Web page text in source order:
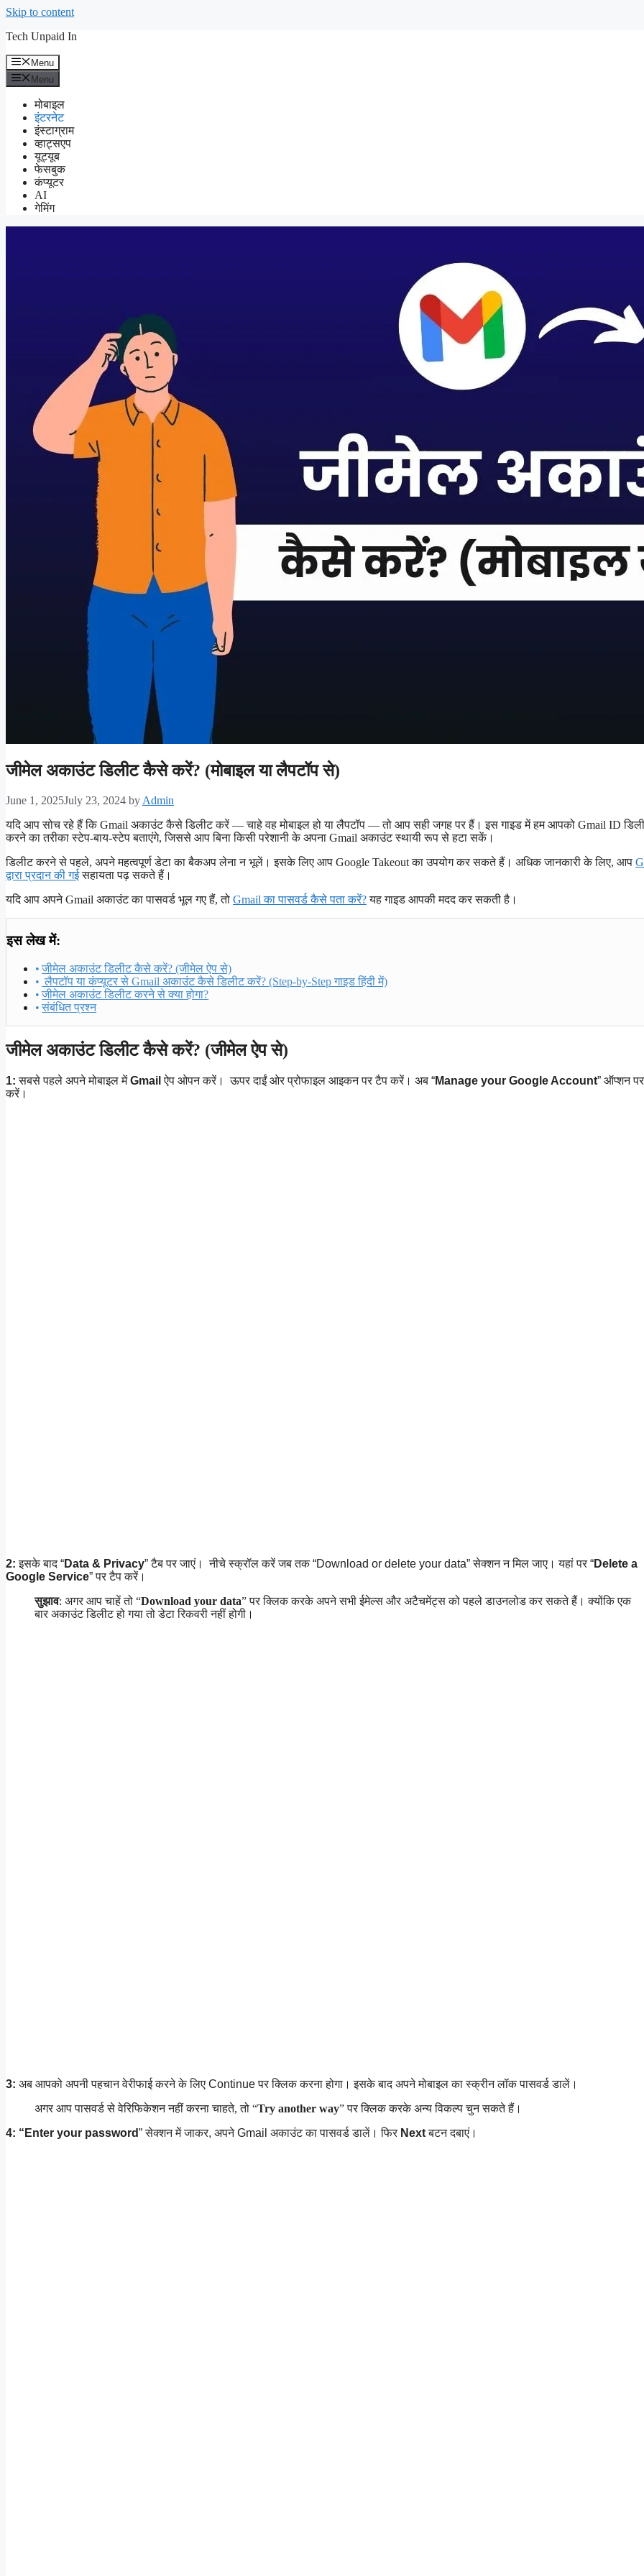
Skip to content
Tech Unpaid In
Menu
Menu
मोबाइल
इंटरनेट
इंस्टाग्राम
व्हाट्सएप
यूट्यूब
फेसबुक
कंप्यूटर
AI
गेमिंग
जीमेल अकाउंट डिलीट कैसे करें? (मोबाइल या लैपटॉप से)
June 1, 2025July 23, 2024 byAdmin
यदि आप सोच रहे हैं कि Gmail अकाउंट कैसे डिलीट करें — चाहे वह मोबाइल हो या लैपटॉप — तो आप सही जगह पर हैं। इस गाइड में हम आपको Gmail ID
करने का तरीका स्टेप-बाय-स्टेप बताएंगे, जिससे आप बिना किसी परेशानी के अपना Gmail अकाउंट स्थायी रूप से हटा सकें।
डिलीट करने से पहले, अपने महत्वपूर्ण डेटा का बैकअप लेना न भूलें। इसके लिए आप Google Takeout का उपयोग कर सकते हैं। अधिक जानकारी के लिए, आप
द्वारा प्रदान की गईसहायता पढ़ सकते हैं।
यदि आप अपने Gmail अकाउंट का पासवर्ड भूल गए हैं, तो Gmail का पासवर्ड कैसे पता करें?यह गाइड आपकी मदद कर सकती है।
इस लेख में:
जीमेल अकाउंट डिलीट कैसे करें? (जीमेल ऐप से)
लैपटॉप या कंप्यूटर से Gmail अकाउंट कैसे डिलीट करें? (Step-by-Step गाइड हिंदी में)
जीमेल अकाउंट डिलीट करने से क्या होगा?
संबंधित प्रश्न
जीमेल अकाउंट डिलीट कैसे करें? (जीमेल ऐप से)
1: सबसे पहले अपने मोबाइल मेंGmail ऐप ओपन करें। ऊपर दाईं ओर प्रोफाइल आइकन पर टैप करें। अब “Manage your Google Account” ऑप्शन
करें।
2: इसके बाद “Data & Privacy” टैब पर जाएं। नीचे स्क्रॉल करें जब तक “Download or delete your data” सेक्शन न मिल जाए। यहां पर “Delete a
Google Service” पर टैप करें।
सुझाव: अगर आप चाहें तो “Download your data” पर क्लिक करके अपने सभी ईमेल्स और अटैचमेंट्स को पहले डाउनलोड कर सकते हैं। क्योंकि एक
बार अकाउंट डिलीट हो गया तो डेटा रिकवरी नहीं होगी।
3: अब आपको अपनी पहचान वेरीफाई करने के लिए Continue पर क्लिक करना होगा। इसके बाद अपने मोबाइल का स्क्रीन लॉक पासवर्ड डालें।
अगर आप पासवर्ड से वेरिफिकेशन नहीं करना चाहते, तो “Try another way” पर क्लिक करके अन्य विकल्प चुन सकते हैं।
4: “Enter your password” सेक्शन में जाकर, अपने Gmail अकाउंट का पासवर्ड डालें। फिर Nextबटन दबाएं।